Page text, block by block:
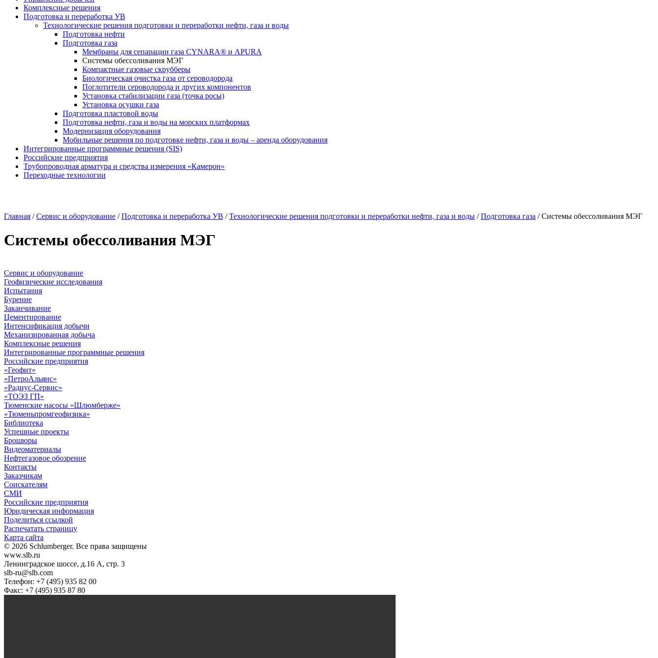
Комплексные решения
Подготовка и переработка УВ
Технологические решения подготовки и переработки нефти, газа и воды
Подготовка нефти
Подготовка газа
Мембраны для сепарации газа CYNARA® и APURA
Системы обессоливания МЭГ
Компактные газовые скрубберы
Биологическая очистка газа от сероводорода
Поглотители сероводорода и других компонентов
Установка стабилизации газа (точка росы)
Установка осушки газа
Подготовка пластовой воды
Подготовка нефти, газа и воды на морских платформах
Модернизация оборудования
Мобильные решения по подготовке нефти, газа и воды – аренда оборудования
Интегрированные программные решения (SIS)
Российские предприятия
Трубопроводная арматура и средства измерения «Камерон»
Переходные технологии
Главная /Сервис и оборудование /Подготовка и переработка УВ /Технологические решения подготовки и переработки нефти, газа и воды /Подготовка газа /Системы обессоливания МЭГ
Системы обессоливания МЭГ
Сервис и оборудование
Геофизические исследования
Испытания
Бурение
Заканчивание
Цементирование
Интенсификация добычи
Механизированная добыча
Комплексные решения
Интегрированные программные решения
Российские предприятия
«Геофит»
«ПетроАльянс»
«Радиус-Сервис»
«ТОЭЗ ГП»
Тюменские насосы «Шлюмберже»
«Тюменьпромгеофизика»
Библиотека
Успешные проекты
Брошюры
Видеоматериалы
Нефтегазовое обозрение
Контакты
Заказчикам
Соискателям
СМИ
Российские предприятия
Юридическая информация
Поделиться ссылкой
Распечатать страницу
Карта сайта
© 2026 Schlumberger. Все права защищены
www.slb.ru
Ленинградское шоссе, д.16 А, стр. 3
slb-ru@slb.com
Телефон: +7 (495) 935 82 00
Факс: +7 (495) 935 87 80